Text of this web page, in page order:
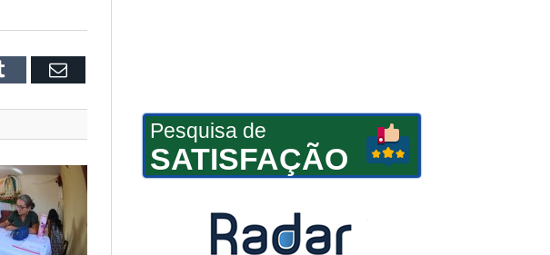
Tumblr Email
Pesquisa de
SATISFAÇÃO